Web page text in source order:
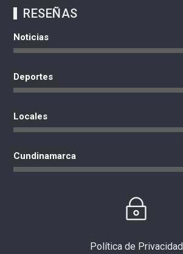
RESEÑAS
Noticias
Deportes
Locales
Cundinamarca
Política de Privacidad